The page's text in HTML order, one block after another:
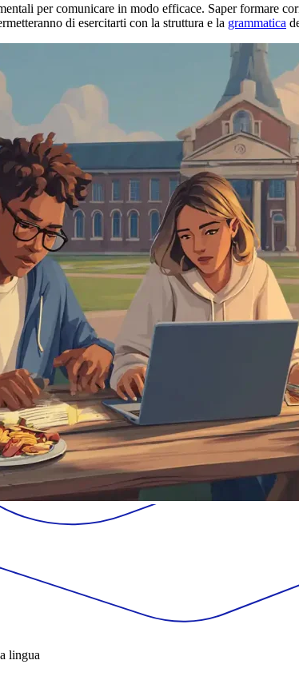
per comunicare in modo efficace. Saper formare
di esercitarti con la struttura e la grammatica
lingua